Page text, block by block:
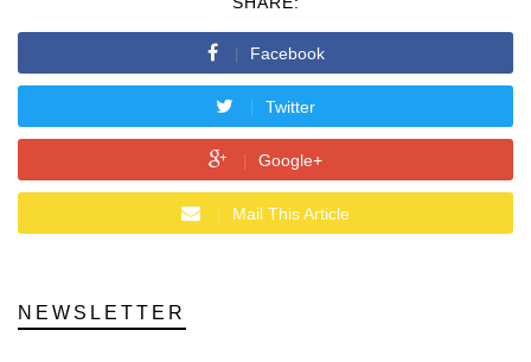
Facebook
Twitter
Google+
Mail This Article
NEWSLETTER